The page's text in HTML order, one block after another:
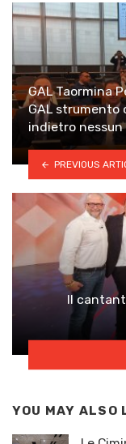
GAL Taormina
GAL strumento
indietro
PREVIOUS
Il
YOU MAY ALSO